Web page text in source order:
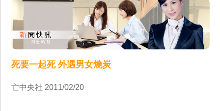
死要一起死 外遇男女燒炭
亡中央社 2011/02/20